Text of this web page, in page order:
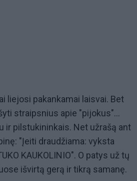
liejosi pakankamai laisvai. Bet
straipsnius apie "pijokus"...
ir pilstukininkais. Net užrašą ant
"Įeiti draudžiama: vyksta
KAUKOLINIO". O patys už tų
išvirtą gerą ir tikrą samanę.